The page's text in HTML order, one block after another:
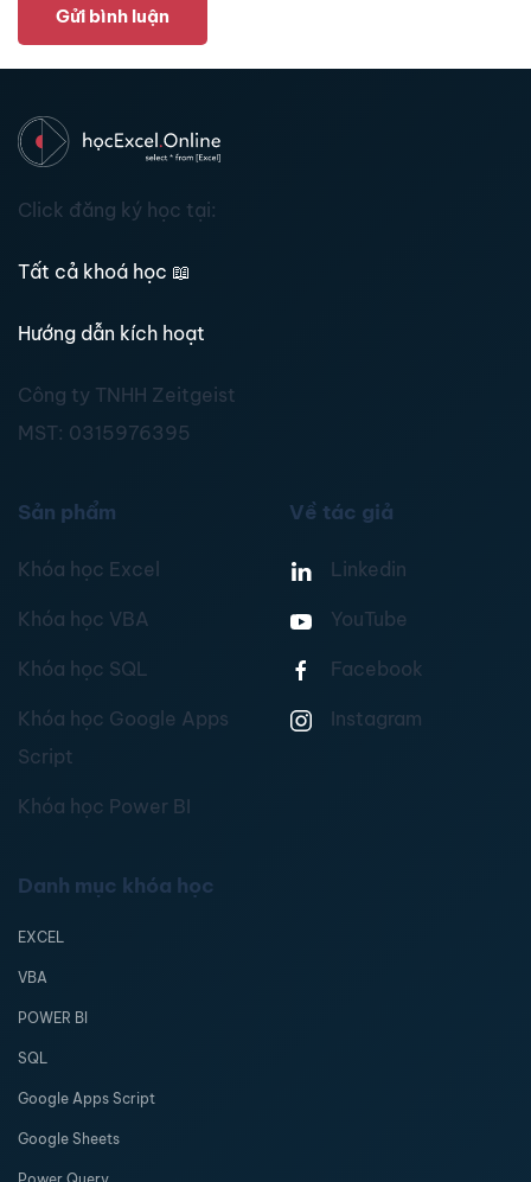
Gửi bình luận
Click đăng ký học tại:
Tất cả khoá học 📖
Hướng dẫn kích hoạt
Công ty TNHH Zeitgeist
MST: 0315976395
Sản phẩm
Khóa học Excel
Khóa học VBA
Khóa học SQL
Khóa học Google Apps
Script
Khóa học Power BI
Về tác giả
Linkedin
YouTube
Facebook
Instagram
Danh mục khóa học
EXCEL
VBA
POWER BI
SQL
Google Apps Script
Google Sheets